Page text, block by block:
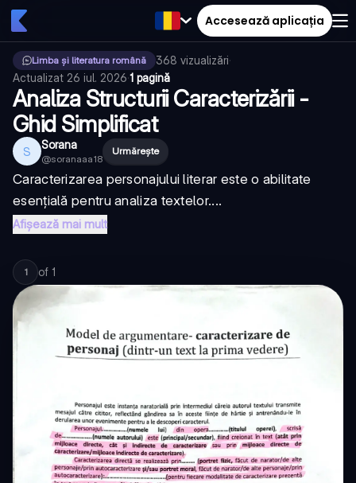
Accesează aplicația
Limba și literatura română 368 vizualizări·
Actualizat 26 iul. 2026·1 pagină
Analiza Structurii Caracterizării -
Ghid Simplificat
S Sorana
@soranaaa18
Urmărește
Caracterizarea personajului literar este o abilitate
esențială pentru analiza textelor....
Afișează mai mult
1 of 1